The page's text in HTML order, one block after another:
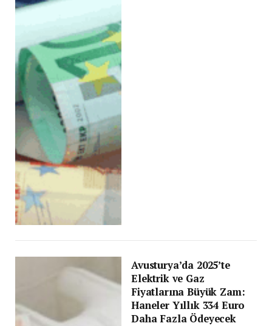
Avusturya’da 2025’te
Elektrik ve Gaz
Fiyatlarına Büyük Zam:
Haneler Yıllık 334 Euro
Daha Fazla Ödeyecek